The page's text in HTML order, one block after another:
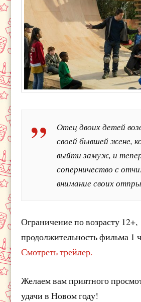
Отец двоих детей
своей бывшей жене,
выйти замуж, и
соперничество с
внимание своих
Ограничение по возрасту 12+,
продолжительность фильма 1
Смотреть трейлер.
Желаем вам приятного
удачи в Новом году!